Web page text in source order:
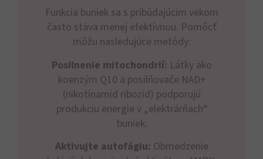
Funkcia buniek sa s pribúdajúcim vekom
často stáva menej efektívnou. Pomôcť
môžu nasledujúce metódy:
Posilnenie mitochondrií: Látky ako
koenzým Q10 a posilňovače NAD+
(nikotínamid ribozid) podporujú
produkciu energie v „elektrárňach“
buniek.
Aktivujte autofágiu: Obmedzenie